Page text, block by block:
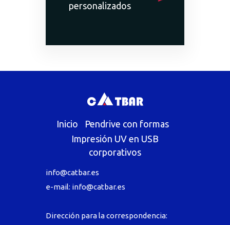
personalizados
Inicio
Pendrive con formas
Impresión UV en USB
corporativos
info@catbar.es
e-mail: info@catbar.es
Dirección para la correspondencia: